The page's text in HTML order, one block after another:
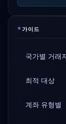
*가이드
국가별 거래
최적 대상
계좌 유형별